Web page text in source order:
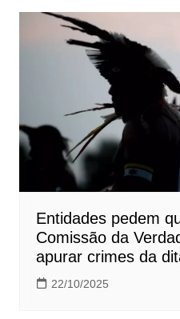
Entidades pedem
Comissão da
apurar crimes da
22/10/2025